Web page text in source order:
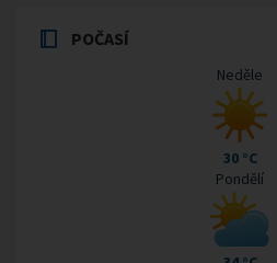
POČASÍ
Neděle
30 °C
Pondělí